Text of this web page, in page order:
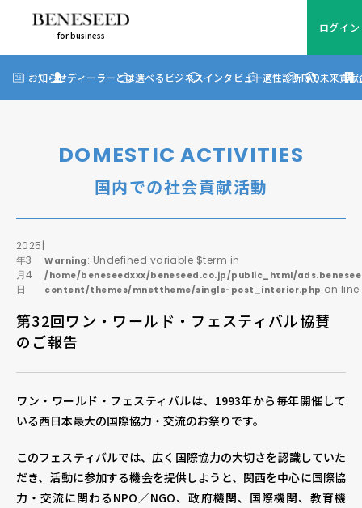
for business
お知らせ
ディーラーとは
FAQ
未来貢献
企業情報
個人情報保護方針 個人情報の取り扱いについて
for business
ログイン
お知らせディーラーとは選べるビジネスインタビュー適性診断
? FAQ未来貢献
DOMESTIC ACTIVITIES
国内での社会貢献活動
2025
年3
月4
日
Warning : Undefined variable $term in
/home/beneseedxxx/beneseed.co.jp/public_html/
content/themes/mnettheme/single-post_interior.php on line
第32回ワン・ワールド・フェスティバル協賛
のご報告
ワン・ワールド・フェスティバルは、1993年から毎年開催して
いる西日本最大の国際協力・交流のお祭りです。
このフェスティバルでは、広く国際協力の大切さを認識していた
だき、活動に参加する機会を提供しようと、関西を中心に国際協
力・交流に関わるNPO／NGO、政府機関、国際機関、教育機